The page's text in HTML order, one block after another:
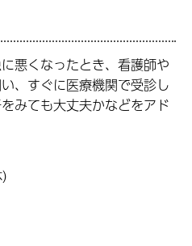
悪くなったとき、看護師や
、すぐに医療機関で受診し
みても大丈夫かなどをアド